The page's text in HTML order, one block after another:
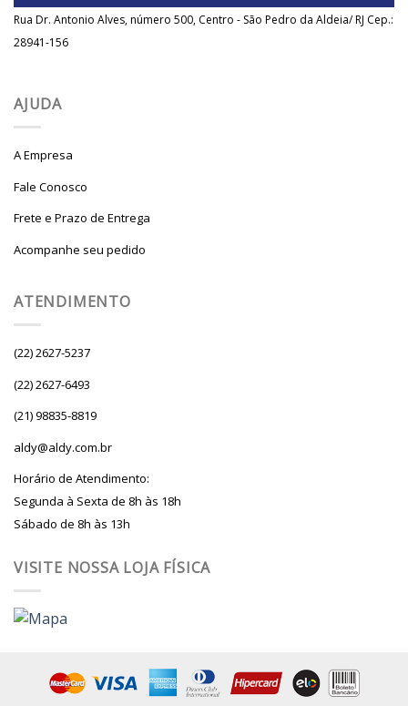
Rua Dr. Antonio Alves, número 500, Centro - São Pedro da Aldeia/ RJ Cep.:
28941-156
AJUDA
A Empresa
Fale Conosco
Frete e Prazo de Entrega
Acompanhe seu pedido
ATENDIMENTO
(22) 2627-5237
(22) 2627-6493
(21) 98835-8819
aldy@aldy.com.br
Horário de Atendimento:
Segunda à Sexta de 8h às 18h
Sábado de 8h às 13h
VISITE NOSSA LOJA FÍSICA